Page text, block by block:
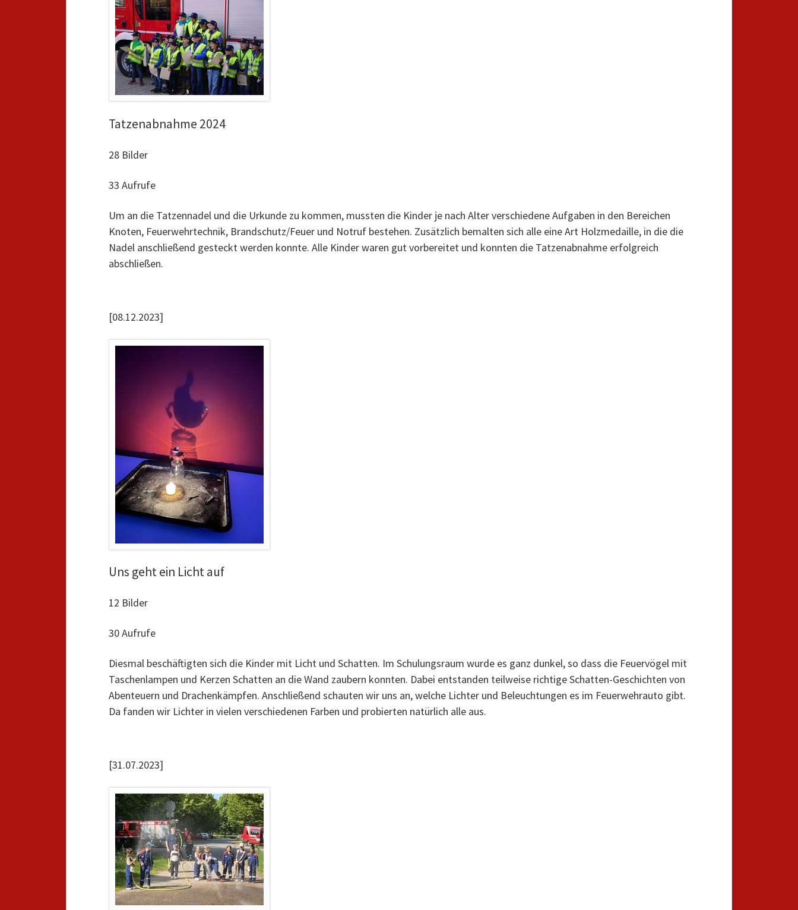
Tatzenabnahme 2024
28 Bilder
33 Aufrufe
Um an die Tatzennadel und die Urkunde zu kommen, mussten die Kinder je nach Alter verschiedene Aufgaben in den Bereichen
Knoten, Feuerwehrtechnik, Brandschutz/Feuer und Notruf bestehen. Zusätzlich bemalten sich alle eine Art Holzmedaille, in die die
Nadel anschließend gesteckt werden konnte. Alle Kinder waren gut vorbereitet und konnten die Tatzenabnahme erfolgreich
abschließen.
[08.12.2023]
Uns geht ein Licht auf
12 Bilder
30 Aufrufe
Diesmal beschäftigten sich die Kinder mit Licht und Schatten. Im Schulungsraum wurde es ganz dunkel, so dass die Feuervögel mit
Taschenlampen und Kerzen Schatten an die Wand zaubern konnten. Dabei entstanden teilweise richtige Schatten-Geschichten von
Abenteuern und Drachenkämpfen. Anschließend schauten wir uns an, welche Lichter und Beleuchtungen es im Feuerwehrauto gibt.
Da fanden wir Lichter in vielen verschiedenen Farben und probierten natürlich alle aus.
[31.07.2023]